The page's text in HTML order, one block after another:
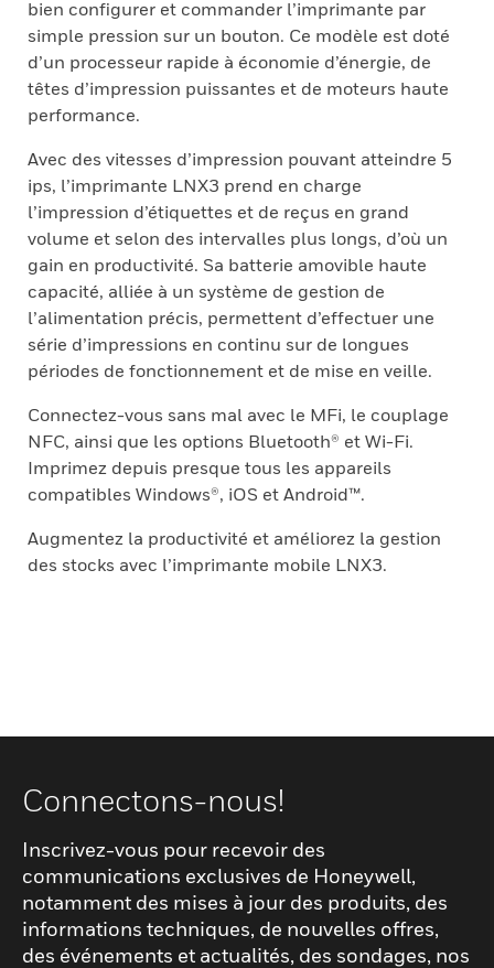
bien configurer et commander l’imprimante par
simple pression sur un bouton. Ce modèle est doté
d’un processeur rapide à économie d’énergie, de
têtes d’impression puissantes et de moteurs haute
performance.
Avec des vitesses d’impression pouvant atteindre 5
ips, l’imprimante LNX3 prend en charge
l’impression d’étiquettes et de reçus en grand
volume et selon des intervalles plus longs, d’où un
gain en productivité. Sa batterie amovible haute
capacité, alliée à un système de gestion de
l’alimentation précis, permettent d’effectuer une
série d’impressions en continu sur de longues
périodes de fonctionnement et de mise en veille.
Connectez-vous sans mal avec le MFi, le couplage
NFC, ainsi que les options Bluetooth® et Wi-Fi.
Imprimez depuis presque tous les appareils
compatibles Windows®, iOS et Android™.
Augmentez la productivité et améliorez la gestion
des stocks avec l’imprimante mobile LNX3.
Connectons-nous!
Inscrivez-vous pour recevoir des
communications exclusives de Honeywell,
notamment des mises à jour des produits, des
informations techniques, de nouvelles offres,
des événements et actualités, des sondages, nos